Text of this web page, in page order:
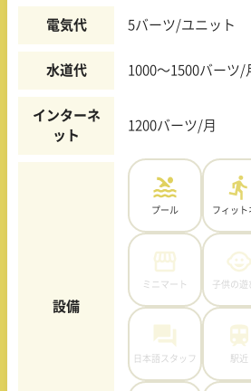
電気代 5バーツ/ユニット
水道代 1000〜1500バーツ/
インターネ
ット
1200バーツ/月
設備
プール フィット
ミニマート 子供の遊
日本語スタッフ 駅近